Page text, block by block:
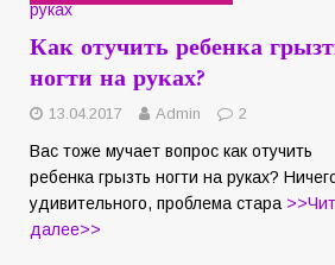
Как отучить ребенка
ногти на руках?
13.04.2017 Admin 2
Вас тоже мучает вопрос как отучить
ребенка грызть ногти на руках?
удивительного, проблема стара
далее>>